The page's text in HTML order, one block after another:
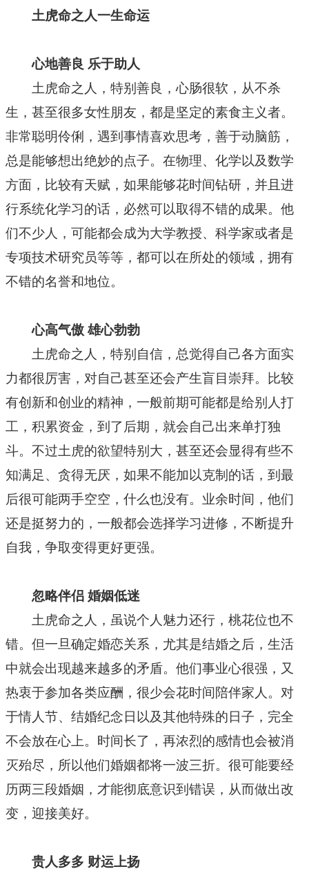
土虎命之人一生命运
心地善良 乐于助人
土虎命之人，特别善良，心肠很软，从不杀
生，甚至很多女性朋友，都是坚定的素食主义者。
非常聪明伶俐，遇到事情喜欢思考，善于动脑筋，
总是能够想出绝妙的点子。在物理、化学以及数学
方面，比较有天赋，如果能够花时间钻研，并且进
行系统化学习的话，必然可以取得不错的成果。他
们不少人，可能都会成为大学教授、科学家或者是
专项技术研究员等等，都可以在所处的领域，拥有
不错的名誉和地位。
心高气傲 雄心勃勃
土虎命之人，特别自信，总觉得自己各方面实
力都很厉害，对自己甚至还会产生盲目崇拜。比较
有创新和创业的精神，一般前期可能都是给别人打
工，积累资金，到了后期，就会自己出来单打独
斗。不过土虎的欲望特别大，甚至还会显得有些不
知满足、贪得无厌，如果不能加以克制的话，到最
后很可能两手空空，什么也没有。业余时间，他们
还是挺努力的，一般都会选择学习进修，不断提升
自我，争取变得更好更强。
忽略伴侣 婚姻低迷
土虎命之人，虽说个人魅力还行，桃花位也不
错。但一旦确定婚恋关系，尤其是结婚之后，生活
中就会出现越来越多的矛盾。他们事业心很强，又
热衷于参加各类应酬，很少会花时间陪伴家人。对
于情人节、结婚纪念日以及其他特殊的日子，完全
不会放在心上。时间长了，再浓烈的感情也会被消
灭殆尽，所以他们婚姻都将一波三折。很可能要经
历两三段婚姻，才能彻底意识到错误，从而做出改
变，迎接美好。
贵人多多 财运上扬